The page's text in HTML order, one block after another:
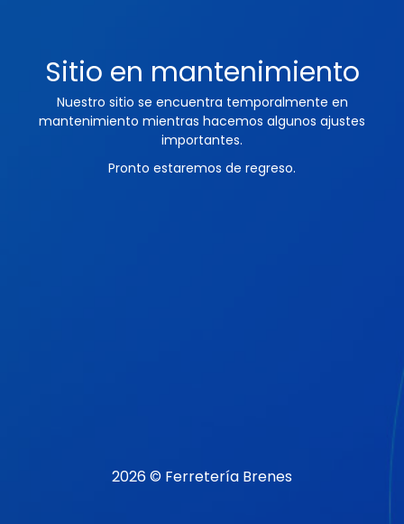
Sitio en mantenimiento
Nuestro sitio se encuentra temporalmente en
mantenimiento mientras hacemos algunos ajustes
importantes.
Pronto estaremos de regreso.
2026 © Ferretería Brenes